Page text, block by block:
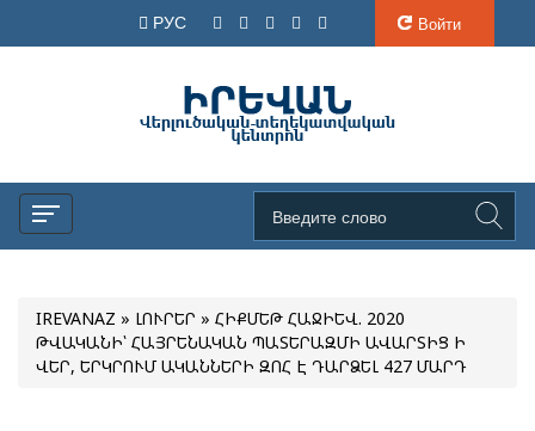
РУС Войти
IREVANAZ » ԼՈՒՐԵՐ » ՀԻՔՄԵԹ ՀԱՋԻԵՎ. 2020
ԹՎԱԿԱՆԻ՝ ՀԱՅՐԵՆԱԿԱՆ ՊԱՏԵՐԱԶՄԻ ԱՎԱՐՏԻՑ Ի
ՎԵՐ, ԵՐԿՐՈՒՄ ԱԿԱՆՆԵՐԻ ԶՈՀ Է ԴԱՐՁԵԼ 427 ՄԱՐԴ